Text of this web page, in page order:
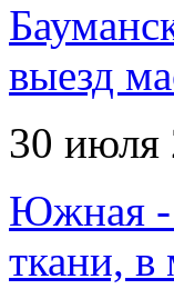
выезд
30 июля
Южная -
ткани, в